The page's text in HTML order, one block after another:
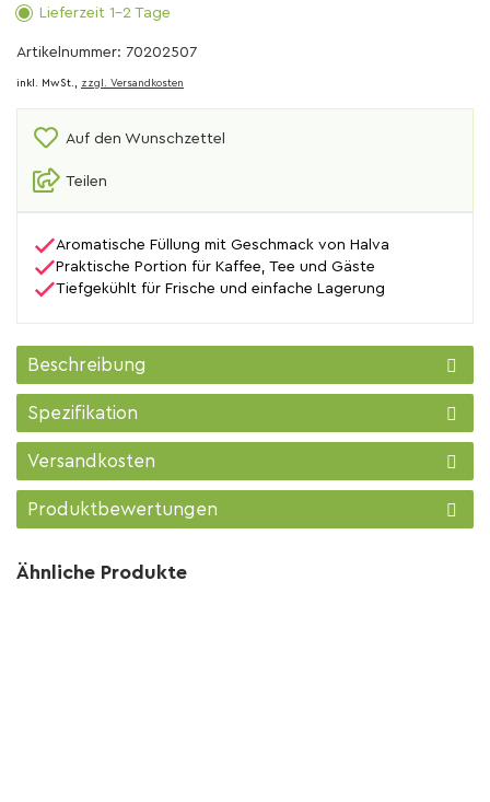
Lieferzeit 1-2 Tage
Artikelnummer: 70202507
inkl. MwSt., zzgl. Versandkosten
Auf den Wunschzettel
Teilen
Aromatische Füllung mit Geschmack von Halva
Praktische Portion für Kaffee, Tee und Gäste
Tiefgekühlt für Frische und einfache Lagerung
Beschreibung
Spezifikation
Versandkosten
Produktbewertungen
Ähnliche Produkte